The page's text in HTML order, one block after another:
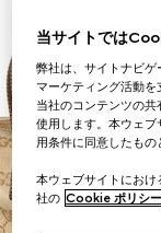
当サイトでは
弊社は、サイトナビ
マーケティング活動
当社のコンテンツの
使用します。本ウェ
用条件に同意したもの
本ウェブサイトにお
社の Cookie ポリシー